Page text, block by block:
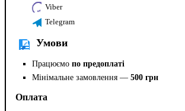
Viber
Telegram
Умови
Працюємо по предоплаті
Мінімальне замовлення — 500 грн
Оплата